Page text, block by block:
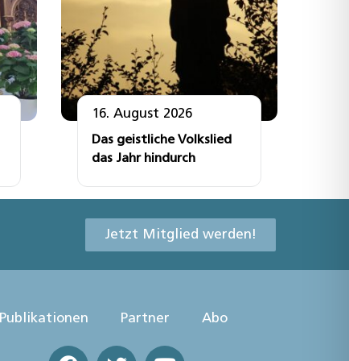
16. August 2026
Das geistliche Volkslied
das Jahr hindurch
Jetzt Mitglied werden!
Publikationen Partner Abo